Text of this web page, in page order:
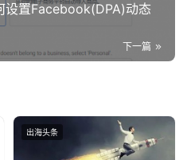
设置Facebook(DPA)动态
下一篇
出海头条